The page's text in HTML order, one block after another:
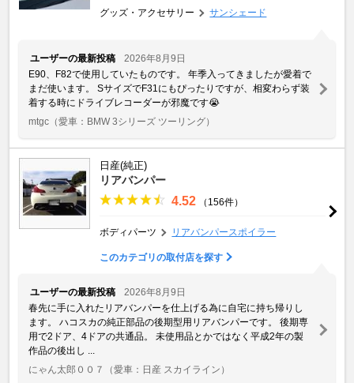
グッズ・アクセサリー サンシェード
ユーザーの最新投稿
2026年8月9日
E90、F82で使用していたものです。 年季入ってきましたが愛着で
まだ使います。 SサイズでF31にもぴったりですが、相変わらず装
着する時にドライブレコーダーが邪魔です😭
mtgc （愛車：BMW 3シリーズ ツーリング）
日産(純正)
リアバンパー
4.52 （156件）
ボディパーツ リアバンパースポイラー
このカテゴリの取付店を探す
ユーザーの最新投稿
2026年8月9日
春先に手に入れたリアバンパーを仕上げる為に自宅に持ち帰りし
ます。 ハコスカの純正部品の後期型用リアバンパーです。 後期専
用で2ドア、4ドアの共通品。 未使用品とかではなく平成2年の製
作品の後出し ...
にゃん太郎００７
（愛車：日産 スカイライン）